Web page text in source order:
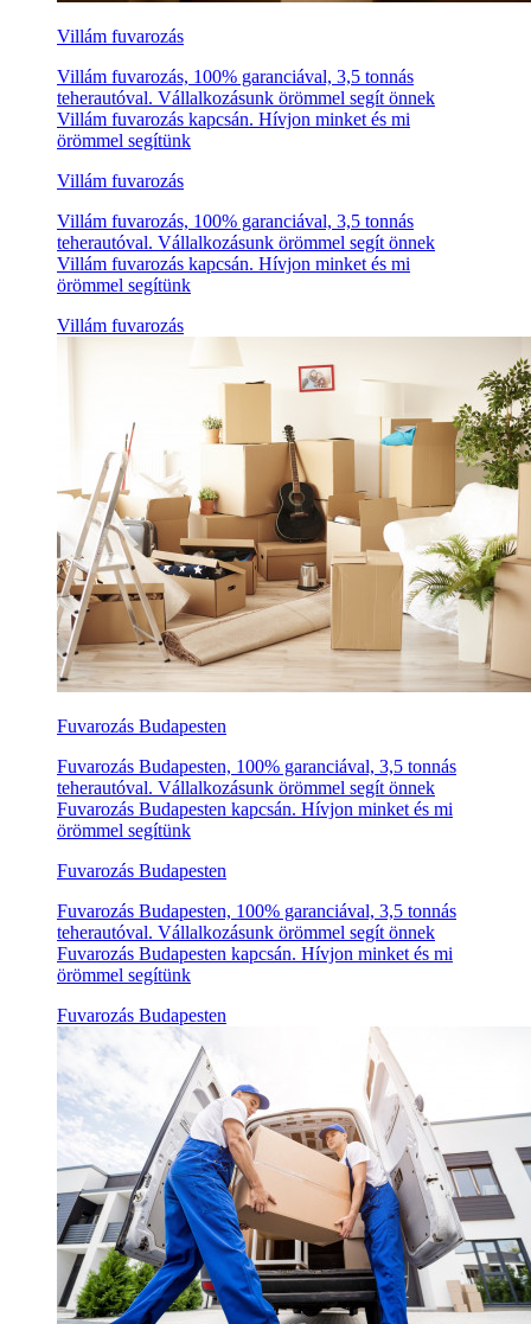
Villám fuvarozás
Villám fuvarozás, 100% garanciával, 3,5 tonnás
teherautóval. Vállalkozásunk örömmel segít önnek
Villám fuvarozás kapcsán. Hívjon minket és mi
örömmel segítünk
Villám fuvarozás
Villám fuvarozás, 100% garanciával, 3,5 tonnás
teherautóval. Vállalkozásunk örömmel segít önnek
Villám fuvarozás kapcsán. Hívjon minket és mi
örömmel segítünk
Villám fuvarozás
Fuvarozás Budapesten
Fuvarozás Budapesten, 100% garanciával, 3,5 tonnás
teherautóval. Vállalkozásunk örömmel segít önnek
Fuvarozás Budapesten kapcsán. Hívjon minket és mi
örömmel segítünk
Fuvarozás Budapesten
Fuvarozás Budapesten, 100% garanciával, 3,5 tonnás
teherautóval. Vállalkozásunk örömmel segít önnek
Fuvarozás Budapesten kapcsán. Hívjon minket és mi
örömmel segítünk
Fuvarozás Budapesten